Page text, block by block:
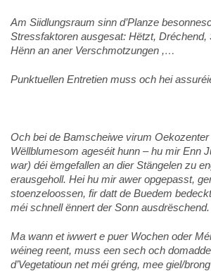
Am Siidlungsraum sinn d’Planze
Stressfaktoren ausgesat: Hëtzt, Dréchend,
Hënn an aner Verschmotzungen ,…
Punktuellen Entretien muss och hei
Och bei de Bamscheiwe virum
Wëllblumesom ageséit hunn – hu mir Enn
war) déi ëmgefallen an dier Stängelen zu
erausgeholl. Hei hu mir awer opgepasst,
stoenzeloossen, fir datt de Buedem
méi schnell ënnert der Sonn ausdrëschend.
Ma wann et iwwert e puer Wochen oder
wéineg reent, muss een sech och
d’Vegetatioun net méi gréng, mee giel/